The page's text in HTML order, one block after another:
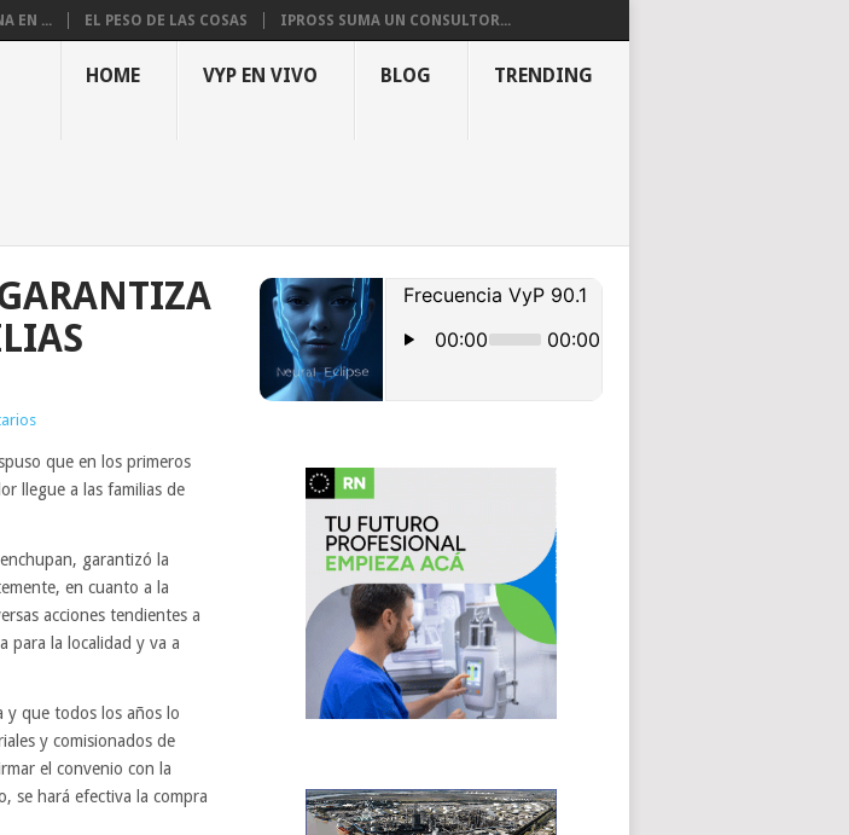
EN ... EL PESO DE LAS COSAS IPROSS SUMA UN CONSULTOR...
HOME VYP EN VIVO BLOG TRENDING
que en los primeros
llegue a las familias de
garantizó la
en cuanto a la
acciones tendientes a
para la localidad y va a
y que todos los años lo
y comisionados de
el convenio con la
se hará efectiva la compra